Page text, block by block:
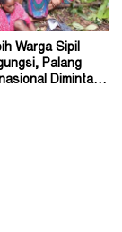
Warga Sipil
Palang
Diminta